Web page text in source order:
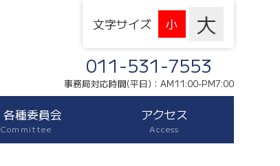
011-531-7553
事務局対応時間(平日)：AM11:00-PM7:00
文字サイズ
各種委員会
Committee
アクセス
Access